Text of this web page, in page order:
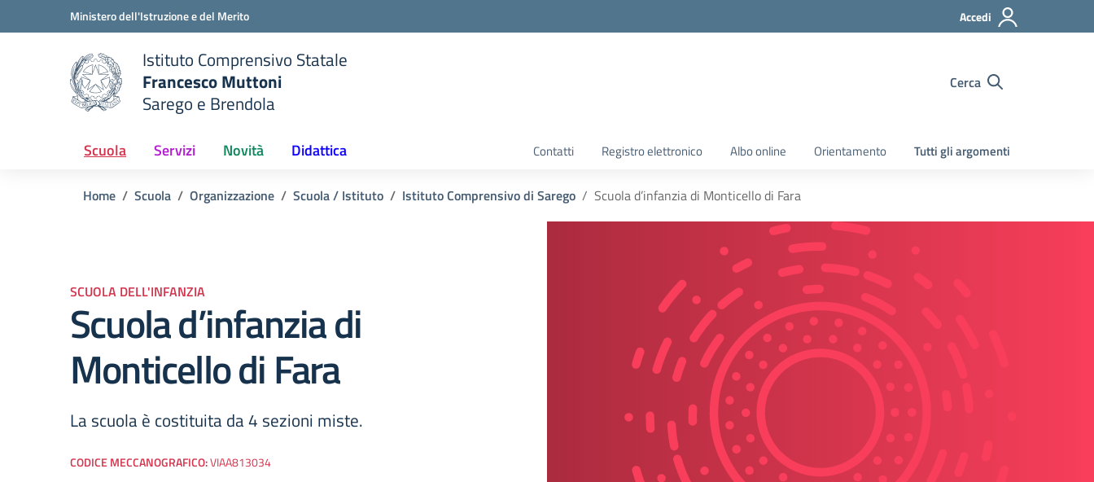
Vai ai contenuti
Vai al menu di navigazioneMinistero dell'Istruzione e del Merito Accedi
scuola
Istituto Comprensivo Statale
Francesco Muttoni
Sarego e Brendola
Cerca
Scuola Servizi Novità Didattica Contatti Registro elettronico Albo online Orientamento Tutti gli argomenti
Home Scuola Organizzazione Scuola / Istituto Istituto Comprensivo di Sarego Scuola d’infanzia di Monticello di Fara
SCUOLA DELL'INFANZIA
Scuola d’infanzia di
Monticello di Fara
La scuola è costituita da 4 sezioni miste.
CODICE MECCANOGRAFICO:VIAA813034